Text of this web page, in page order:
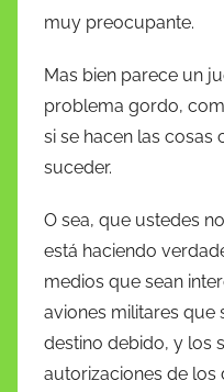
muy preocupante.
Mas bien parece un
problema gordo,
si se hacen las
suceder.
O sea, que ustedes
está haciendo
medios que sean
aviones militares que
destino debido, y los
autorizaciones de los